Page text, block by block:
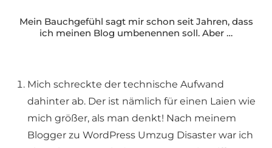
Mein Bauchgefühl sagt mir schon seit Jahren, dass
ich meinen Blog umbenennen soll. Aber …
Mich schreckte der technische Aufwand
dahinter ab. Der ist nämlich für einen Laien wie
mich größer, als man denkt! Nach meinem
Blogger zu WordPress Umzug Disaster war ich